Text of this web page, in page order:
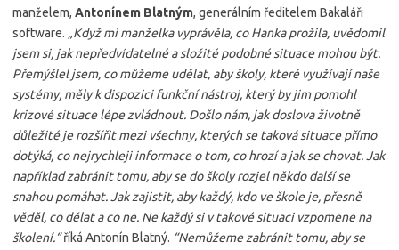
manželem, Antonínem Blatným, generálním ředitelem Bakaláři
software. „Když mi manželka vyprávěla, co Hanka prožila, uvědomil
jsem si, jak nepředvídatelné a složité podobné situace mohou být.
Přemýšlel jsem, co můžeme udělat, aby školy, které využívají naše
systémy, měly k dispozici funkční nástroj, který by jim pomohl
krizové situace lépe zvládnout. Došlo nám, jak doslova životně
důležité je rozšířit mezi všechny, kterých se taková situace přímo
dotýká, co nejrychleji informace o tom, co hrozí a jak se chovat. Jak
například zabránit tomu, aby se do školy rozjel někdo další se
snahou pomáhat. Jak zajistit, aby každý, kdo ve škole je, přesně
věděl, co dělat a co ne. Ne každý si v takové situaci vzpomene na
školení.“říká Antonín Blatný. “Nemůžeme zabránit tomu, aby se